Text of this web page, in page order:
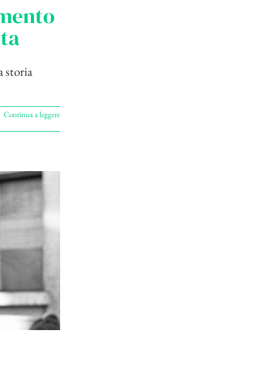
storia
Continua a leggere